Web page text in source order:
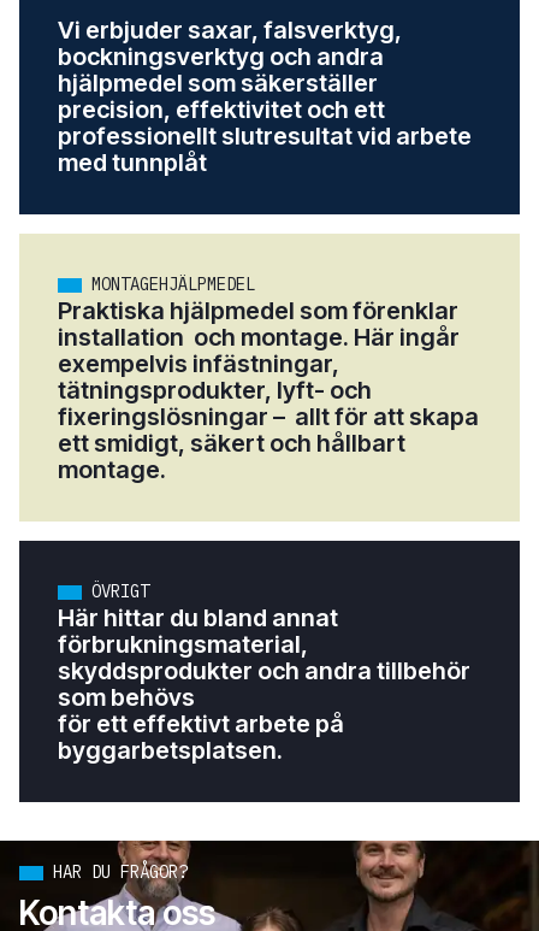
Vi erbjuder saxar, falsverktyg,
bockningsverktyg och andra
hjälpmedel som säkerställer
precision, effektivitet och ett
professionellt slutresultat vid arbete
med tunnplåt
MONTAGEHJÄLPMEDEL
Praktiska hjälpmedel som förenklar
installation och montage. Här ingår
exempelvis infästningar,
tätningsprodukter, lyft- och
fixeringslösningar – allt för att skapa
ett smidigt, säkert och hållbart
montage.
ÖVRIGT
Här hittar du bland annat
förbrukningsmaterial,
skyddsprodukter och andra tillbehör
som behövs
för ett effektivt arbete på
byggarbetsplatsen.
HAR DU FRÅGOR?
Kontakta oss